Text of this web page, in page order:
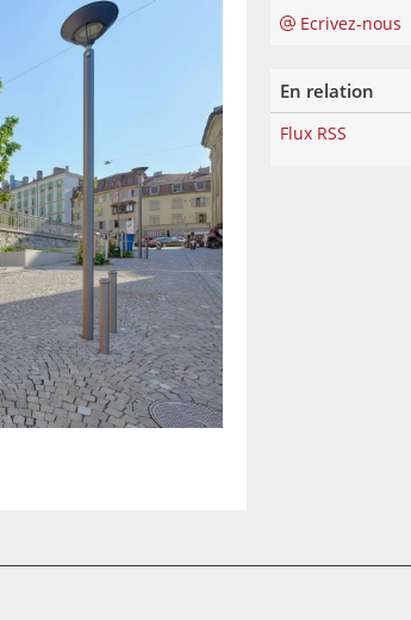
Ecrivez-nous
En relation
Flux RSS